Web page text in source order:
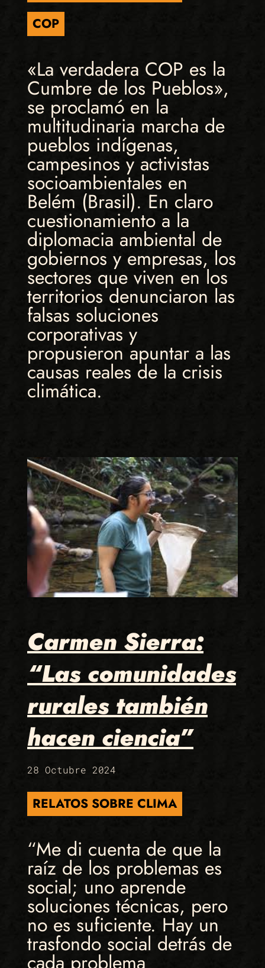
COP
«La verdadera COP es la
Cumbre de los Pueblos»,
se proclamó en la
multitudinaria marcha de
pueblos indígenas,
campesinos y activistas
socioambientales en
Belém (Brasil). En claro
cuestionamiento a la
diplomacia ambiental de
gobiernos y empresas, los
sectores que viven en los
territorios denunciaron las
falsas soluciones
corporativas y
propusieron apuntar a las
causas reales de la crisis
climática.
Carmen Sierra:
“Las comunidades
rurales también
hacen ciencia”
28 Octubre 2024
RELATOS SOBRE CLIMA
“Me di cuenta de que la
raíz de los problemas es
social; uno aprende
soluciones técnicas, pero
no es suficiente. Hay un
trasfondo social detrás de